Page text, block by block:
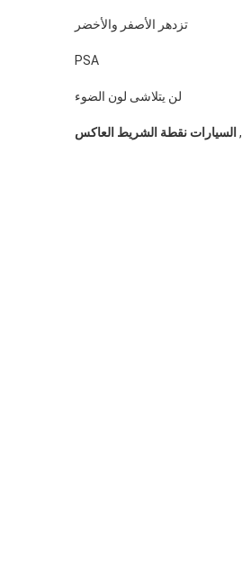
تزدهر الأصفر والأخضر
PSA
لن يتلاشى لون الضوء
, السيارات نقطة الشريط العاكس